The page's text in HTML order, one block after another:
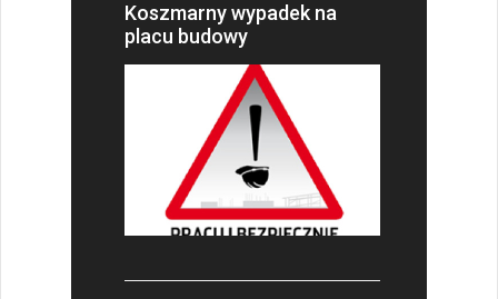
Koszmarny wypadek na
placu budowy